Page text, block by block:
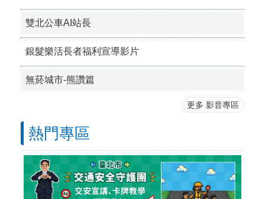
雙北公車AI站長
銀髮樂活長者福利宣導影片
無菸城市-熊讚篇
更多 影音專區
熱門專區